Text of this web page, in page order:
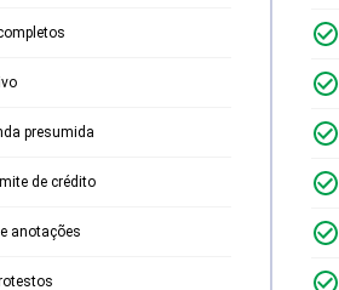
presumida
de crédito
anotações